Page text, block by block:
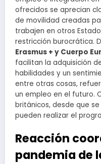
ofrecidos se aprecian
de movilidad creadas
trabajen en otros
restricción burocrática.
Erasmus + y Cuerpo
facilitan la adquisición
habilidades y un
entre otras cosas,
un empleo en el futuro.
británicos, desde que
pueden realizar el
Reacción
pandemia de